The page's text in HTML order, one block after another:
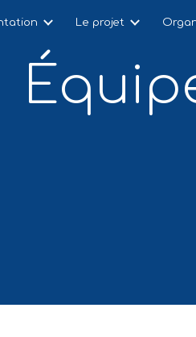
Skip to
Le projet